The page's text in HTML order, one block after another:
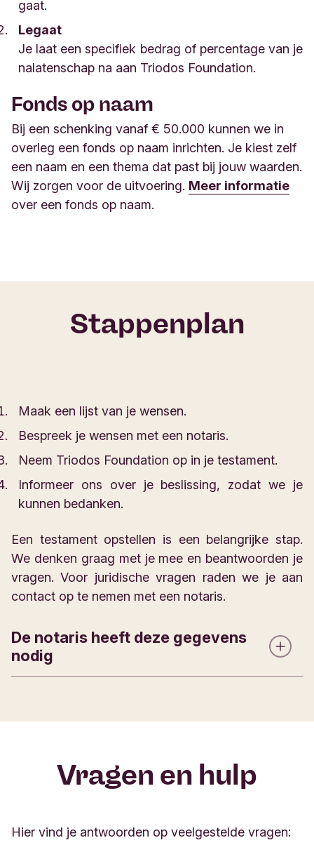
gaat.
Legaat
Je laat een specifiek bedrag of percentage van je
nalatenschap na aan Triodos Foundation.
Fonds op naam
Bij een schenking vanaf € 50.000 kunnen we in
overleg een fonds op naam inrichten. Je kiest zelf
een naam en een thema dat past bij jouw waarden.
Wij zorgen voor de uitvoering. ​​​​​​​​​​​​​​​​​​​​​ Meer informatie
over een fonds op naam.
Stappenplan
Maak een lijst van je wensen.
Bespreek je wensen met een notaris.
Neem Triodos Foundation op in je testament.
Informeer ons over je beslissing, zodat we je
kunnen bedanken.
Een testament opstellen is een belangrijke stap.
We denken graag met je mee en beantwoorden je
vragen. Voor juridische vragen raden we je aan
contact op te nemen met een notaris.
De notaris heeft deze gegevens
nodig
KvK: 41149512
ANBI: Ja
E-mail:triodos.foundation@triodos.nl
Vragen en hulp
Hier vind je antwoorden op veelgestelde vragen: